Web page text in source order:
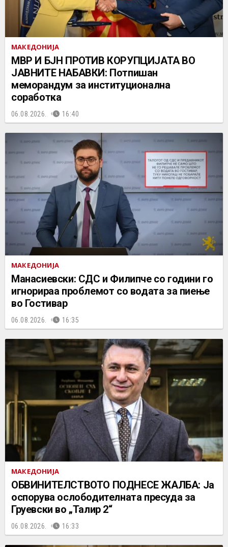
МАКЕДОНИЈА
МВР И БЈН ПРОТИВ КОРУПЦИЈАТА ВО
ЈАВНИТЕ НАБАВКИ: Потпишан
меморандум за институционална
соработка
06.08.2026. 16:40
МАКЕДОНИЈА
Манасиевски: СДС и Филипче со години го
игнорираа проблемот со водата за пиење
во Гостивар
06.08.2026. 16:35
МАКЕДОНИЈА
ОБВИНИТЕЛСТВОТО ПОДНЕСЕ ЖАЛБА: Ја
оспорува ослободителната пресуда за
Груевски во „Талир 2“
06.08.2026. 16:33